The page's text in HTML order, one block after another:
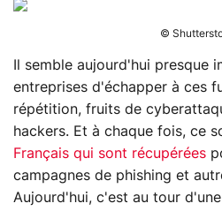
©
Il semble aujourd'hui presque
entreprises d'échapper à ces
répétition, fruits de
hackers. Et à chaque fois, ce
Français qui sont récupérées
campagnes de phishing et
Aujourd'hui, c'est au tour